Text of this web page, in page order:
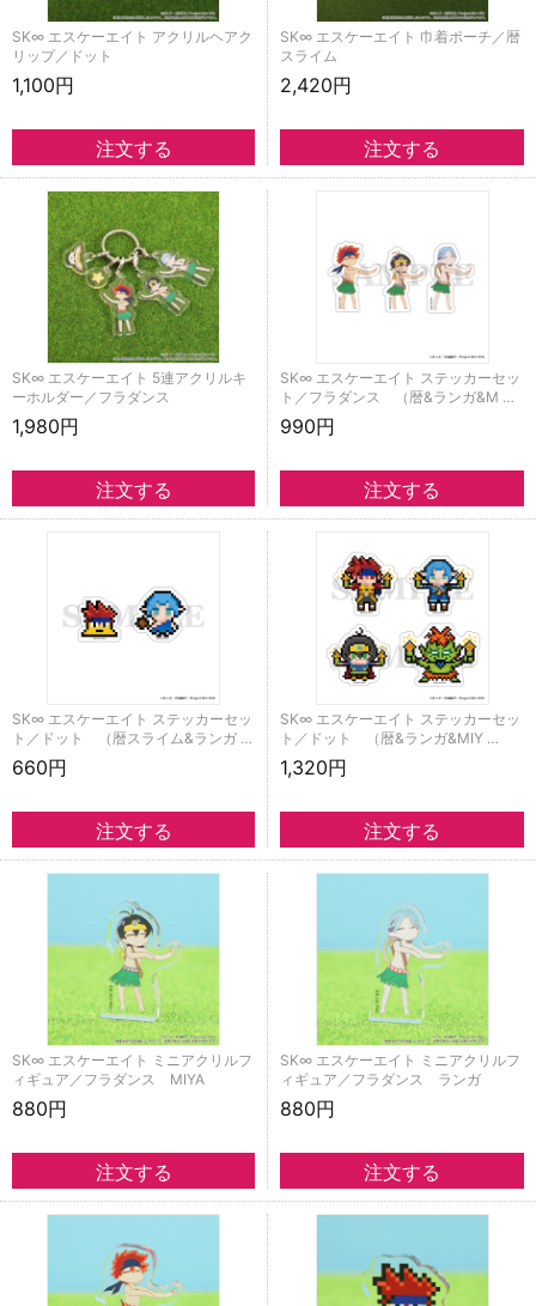
SK∞ エスケーエイト アクリルヘアク
リップ／ドット
1,100円
SK∞ エスケーエイト 巾着ポーチ／暦
スライム
2,420円
SK∞ エスケーエイト 5連アクリルキ
ーホルダー／フラダンス
1,980円
SK∞ エスケーエイト ステッカーセッ
ト／フラダンス （暦&ランガ&M …
990円
SK∞ エスケーエイト ステッカーセッ
ト／ドット （暦スライム&ランガ …
660円
SK∞ エスケーエイト ステッカーセッ
ト／ドット （暦&ランガ&MIY …
1,320円
SK∞ エスケーエイト ミニアクリルフ
ィギュア／フラダンス MIYA
880円
SK∞ エスケーエイト ミニアクリルフ
ィギュア／フラダンス ランガ
880円